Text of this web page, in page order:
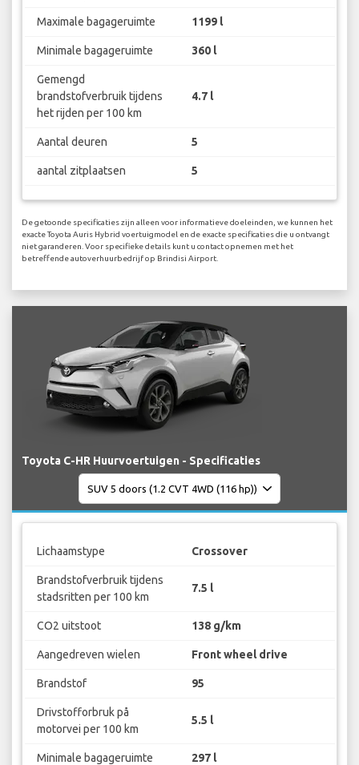
Maximale bagageruimte 1199 l
Minimale bagageruimte 360 l
Gemengd
brandstofverbruik tijdens
het rijden per 100 km
4.7 l
Aantal deuren 5
aantal zitplaatsen 5
De getoonde specificaties zijn alleen voor informatieve doeleinden, we kunnen het
exacte Toyota Auris Hybrid voertuigmodel en de exacte specificaties die u ontvangt
niet garanderen. Voor specifieke details kunt u contact opnemen met het
betreffende autoverhuurbedrijf op Brindisi Airport.
Toyota C-HR Huurvoertuigen - Specificaties
Lichaamstype Crossover
Brandstofverbruik tijdens
stadsritten per 100 km
7.5 l
CO2 uitstoot 138 g/km
Aangedreven wielen Front wheel drive
Brandstof 95
Drivstofforbruk på
motorvei per 100 km
5.5 l
Minimale bagageruimte 297 l